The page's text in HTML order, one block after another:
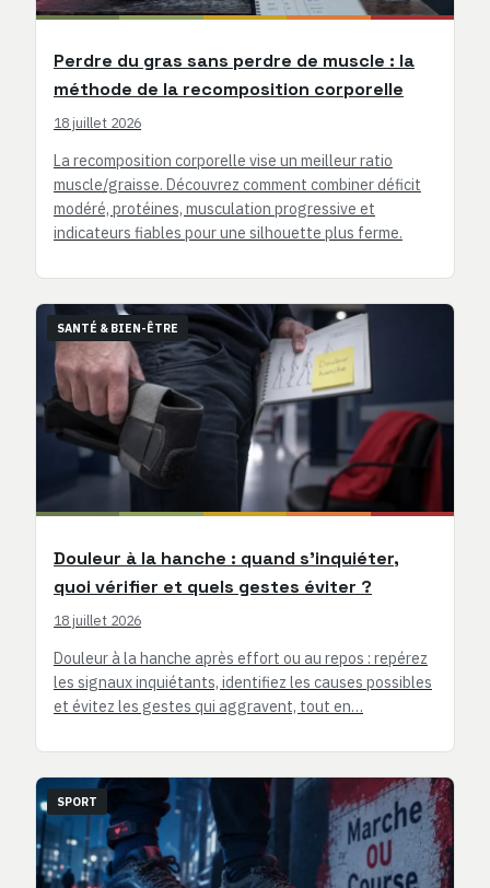
Perdre du gras sans perdre de muscle : la
méthode de la recomposition corporelle
18 juillet 2026
La recomposition corporelle vise un meilleur ratio
muscle/graisse. Découvrez comment combiner déficit
modéré, protéines, musculation progressive et
indicateurs fiables pour une silhouette plus ferme.
SANTÉ & BIEN-ÊTRE
Douleur à la hanche : quand s’inquiéter,
quoi vérifier et quels gestes éviter ?
18 juillet 2026
Douleur à la hanche après effort ou au repos : repérez
les signaux inquiétants, identifiez les causes possibles
et évitez les gestes qui aggravent, tout en…
SPORT